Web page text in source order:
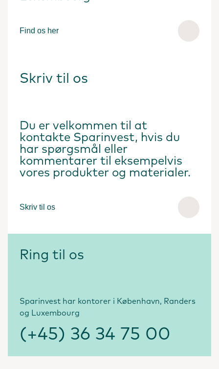
Find os her
Skriv til os
Du er velkommen til at
kontakte Sparinvest, hvis du
har spørgsmål eller
kommentarer til eksempelvis
vores produkter og materialer.
Skriv til os
Ring til os
Sparinvest har kontorer i København, Randers
og Luxembourg
(+45) 36 34 75 00